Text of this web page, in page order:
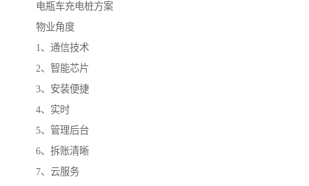
电瓶车充电桩方案
物业角度
1、通信技术
2、智能芯片
3、安装便捷
4、实时
5、管理后台
6、拆账清晰
7、云服务